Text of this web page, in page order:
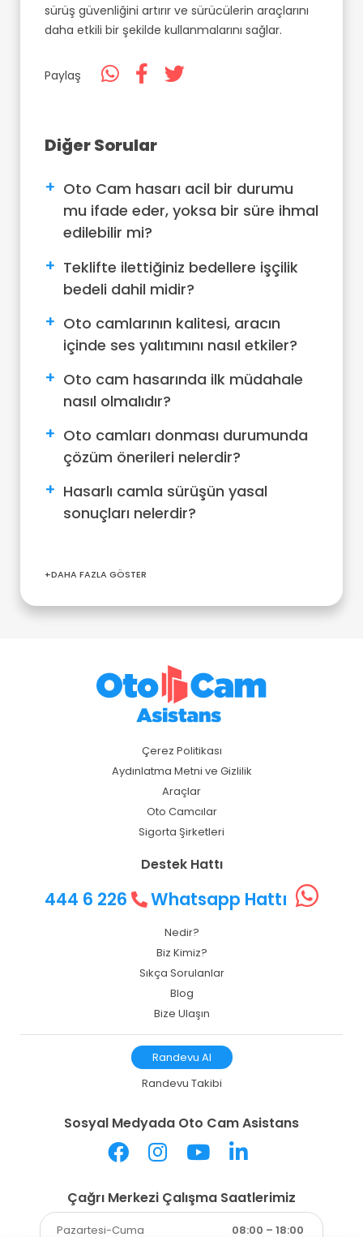
sürüş güvenliğini artırır ve sürücülerin araçlarını
daha etkili bir şekilde kullanmalarını sağlar.
Paylaş
Diğer Sorular
Oto Cam hasarı acil bir durumu
mu ifade eder, yoksa bir süre ihmal
edilebilir mi?
Teklifte ilettiğiniz bedellere işçilik
bedeli dahil midir?
Oto camlarının kalitesi, aracın
içinde ses yalıtımını nasıl etkiler?
Oto cam hasarında ilk müdahale
nasıl olmalıdır?
Oto camları donması durumunda
çözüm önerileri nelerdir?
Hasarlı camla sürüşün yasal
sonuçları nelerdir?
+DAHA FAZLA GÖSTER
Çerez Politikası
Aydınlatma Metni ve Gizlilik
Araçlar
Oto Camcılar
Sigorta Şirketleri
Destek Hattı
444 6 226 Whatsapp Hattı
Nedir?
Biz Kimiz?
Sıkça Sorulanlar
Blog
Bize Ulaşın
Randevu Al
Randevu Takibi
Sosyal Medyada Oto Cam Asistans
Çağrı Merkezi Çalışma Saatlerimiz
Pazartesi-Cuma 08:00 – 18:00